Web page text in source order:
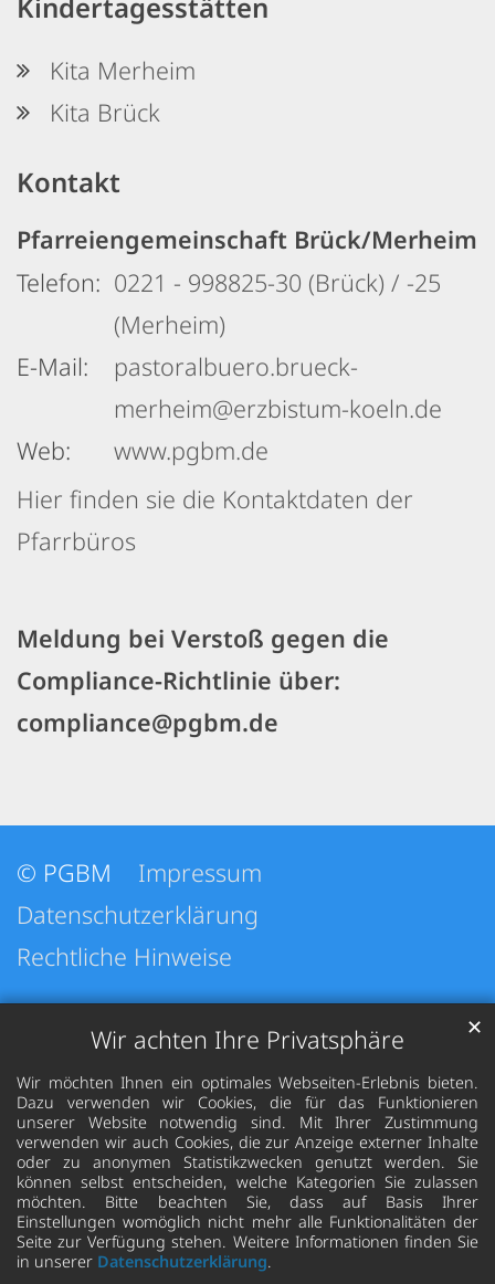
Wir achten Ihre Privatsphäre
Wir möchten Ihnen ein optimales Webseiten-Erlebnis bieten.
Dazu verwenden wir Cookies, die für das Funktionieren
unserer Website notwendig sind. Mit Ihrer Zustimmung
verwenden wir auch Cookies, die zur Anzeige externer Inhalte
oder zu anonymen Statistikzwecken genutzt werden. Sie
können selbst entscheiden, welche Kategorien Sie zulassen
möchten. Bitte beachten Sie, dass auf Basis Ihrer
Einstellungen womöglich nicht mehr alle Funktionalitäten der
Seite zur Verfügung stehen. Weitere Informationen finden Sie
in unserer Datenschutzerklärung.
✕
Kita Merheim
Kita Brück
Kontakt
Pfarreiengemeinschaft Brück/Merheim
Telefon: 0221 - 998825-30 (Brück) / -25
(Merheim)
E-Mail:
pastoralbuero.brueck-
merheim@erzbistum-koeln.de
Web:
www.pgbm.de
Hier finden sie die Kontaktdaten der
Pfarrbüros
Meldung bei Verstoß gegen die
Compliance-Richtlinie über:
compliance@pgbm.de
© PGBM
Impressum
Datenschutzerklärung
Rechtliche Hinweise